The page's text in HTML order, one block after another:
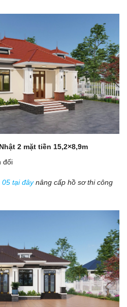
2 mặt tiền 15,2×8,9m
đối
05 tại đâynâng cấp hồ sơ thi công